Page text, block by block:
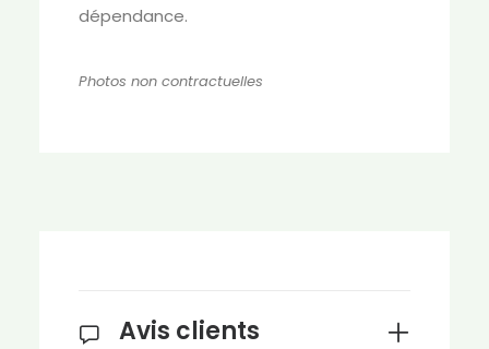
dépendance.
Photos non contractuelles
Avis clients